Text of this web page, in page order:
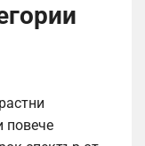
повече